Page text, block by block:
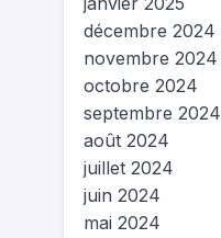
décembre 2024
novembre 2024
octobre 2024
septembre 2024
août 2024
juillet 2024
juin 2024
mai 2024